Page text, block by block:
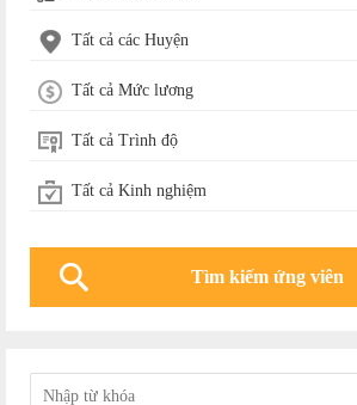
Tất cả các Huyện
Tất cả Mức lương
Tất cả Trình độ
Tất cả Kinh nghiệm